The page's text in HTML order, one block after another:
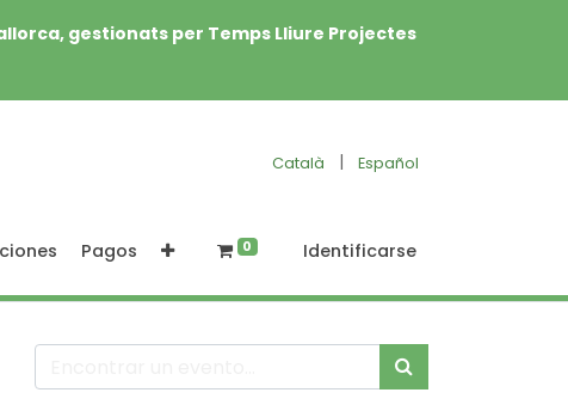
gestionats per Temps Lliure Projectes
Català | Español
Pagos 0 Identificarse